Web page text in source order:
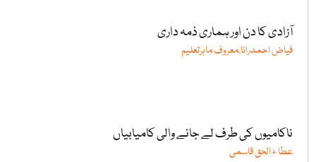
آزادی کا دن اور ہماری ذمہ داری
فیاض احمدرانا،معروف ماہرتعلیم
ناکامیوں کی طرف لے جانے والی کامیابیاں
عطا ء الحق قاسمی